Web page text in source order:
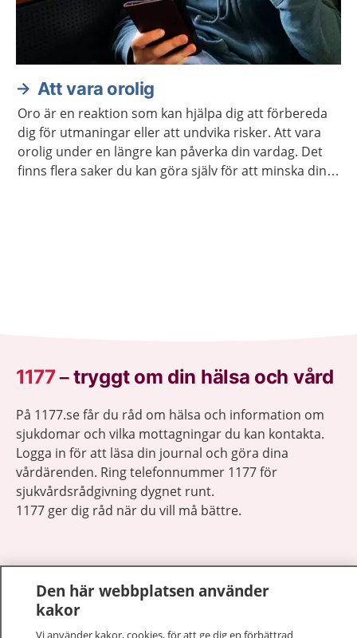
Att vara orolig
Oro är en reaktion som kan hjälpa dig att förbereda
dig för utmaningar eller att undvika risker. Att vara
orolig under en längre kan påverka din vardag. Det
finns flera saker du kan göra själv för att minska din
1177–tryggt om din hälsa och vård
På 1177.se får du råd om hälsa och information om
sjukdomar och vilka mottagningar du kan kontakta.
Logga in för att läsa din journal och göra dina
vårdärenden. Ring telefonnummer 1177 för
sjukvårdsrådgivning dygnet runt.
1177 ger dig råd när du vill må bättre.
1177 på flera språk
Den här webbplatsen använder
kakor
Vi använder kakor, cookies, för att ge dig en förbättrad